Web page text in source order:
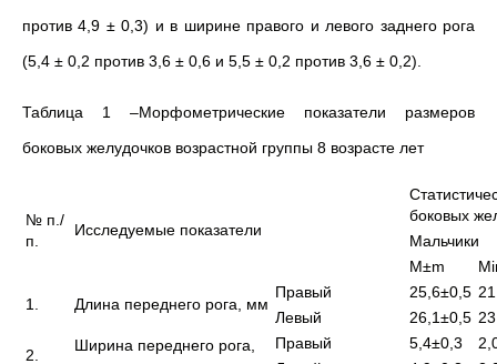
против 4,9 ± 0,3) и в ширине правого и левого заднего рога
(5,4 ± 0,2 против 3,6 ± 0,6 и 5,5 ± 0,2 против 3,6 ± 0,2).
Таблица 1 –Морфометрические показатели размеров
боковых желудочков возрастной группы 8 возрасте лет
№ п./
п.
Исследуемые показатели
боковых
Мальчики
M±m
1. Длина переднего рога, мм
Правый 25,6±0,5
Левый
26,1±0,5
2.
Ширина переднего рога,
Правый 5,4±0,3